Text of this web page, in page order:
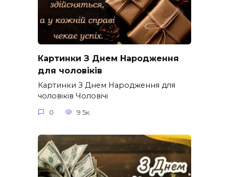
Картинки З Днем Народження
для чоловіків​
Картинки З Днем Народження для
чоловіків​ Чоловічі
0 9.5к.